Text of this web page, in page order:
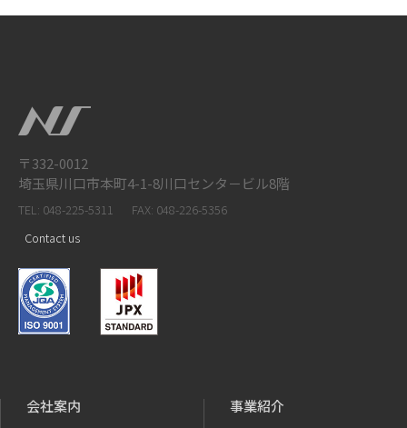
〒332-0012
埼玉県川口市本町4-1-8川口センタ－ビル8階
TEL: 048-225-5311
FAX: 048-226-5356
Contact us
会社案内 事業紹介